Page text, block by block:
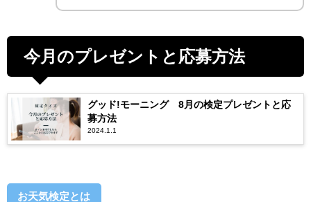
今月のプレゼントと応募方法
グッド!モーニング 8月の検定プレゼントと応
募方法
2024.1.1
お天気検定とは